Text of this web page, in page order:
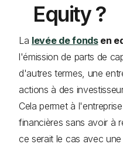
Equity ?
La levée de fondsen
l'émission de parts de
d'autres termes, une
actions à des
Cela permet à
financières sans avoir à
ce serait le cas avec une